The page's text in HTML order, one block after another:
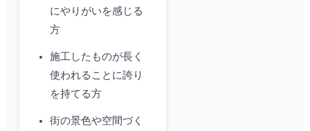
にやりがいを感じる
方
施工したものが長く
使われることに誇り
を持てる方
街の景色や空間づく